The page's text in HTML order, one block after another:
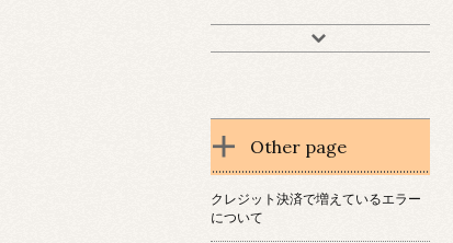
Other page
クレジット決済で増えているエラー
について